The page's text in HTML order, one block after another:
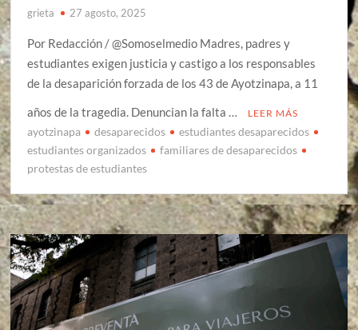
grieta 27 agosto, 2025
Por Redacción / @Somoselmedio Madres, padres y
estudiantes exigen justicia y castigo a los responsables
de la desaparición forzada de los 43 de Ayotzinapa, a 11
años de la tragedia. Denuncian la falta …
LEER MÁS
ayotzinapa desaparecidos
estudiantes desaparecidos
estudiantes organizados
familiares de desaparecidos
protestas de estudiantes